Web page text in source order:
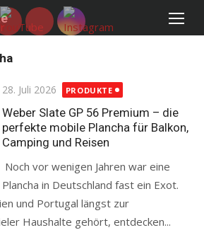
Posted
on
28. Juli 2026 PRODUKTE
Weber Slate GP 56 Premium – die
perfekte mobile Plancha für Balkon,
Camping und Reisen
Noch vor wenigen Jahren war eine
Plancha in Deutschland fast ein Exot.
und Portugal längst zur
Haushalte gehört, entdecken...